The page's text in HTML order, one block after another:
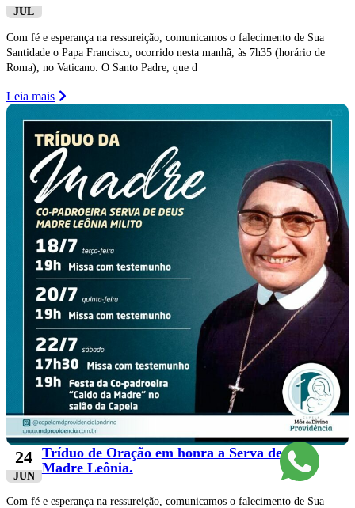
JUL
Com fé e esperança na ressureição, comunicamos o falecimento de Sua
Santidade o Papa Francisco, ocorrido nesta manhã, às 7h35 (horário de
Roma), no Vaticano. O Santo Padre, que d
Leia mais
24
JUN
Tríduo de Oração em honra a Serva de Deus,
Madre Leônia.
Com fé e esperança na ressureição, comunicamos o falecimento de Sua